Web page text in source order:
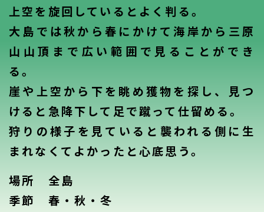
上空を旋回しているとよく判る。
大島では秋から春にかけて海岸から三原
山山頂まで広い範囲で見ることができ
る。
崖や上空から下を眺め獲物を探し、見つ
けると急降下して足で蹴って仕留める。
狩りの様子を見ていると襲われる側に生
まれなくてよかったと心底思う。
場所 全島
季節 春・秋・冬